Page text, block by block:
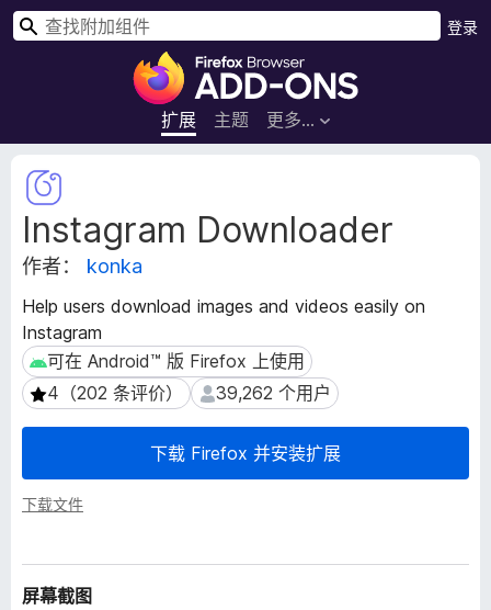
F
r
e
x
浏
器
加
组
件
扩展 主题 更多…
登录
搜
Instagram Downloader
作者： konka
Help users download images and videos easily on
Instagram
可在 Android™ 版 Firefox 上使用
可在 Android™ 版 Firefox 上使用
4（202 条评价）
4（202 条评价） 39,262 个用户
39,262 个用户
下载 Firefox 并安装扩展
下载文件
扩
展
元
数
据
屏幕截图